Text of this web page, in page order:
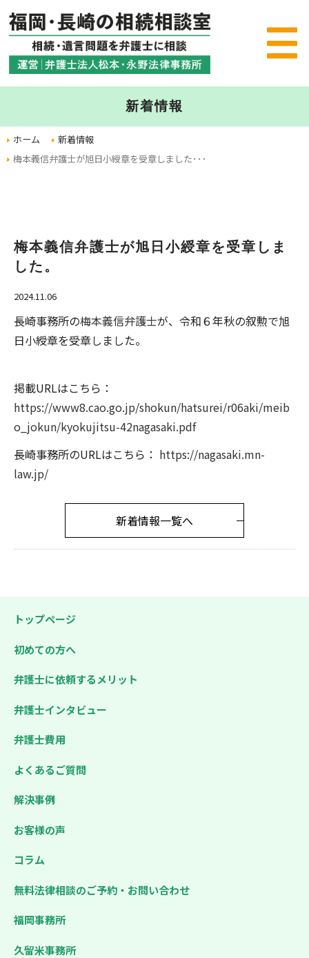
新着情報
ホーム
新着情報
梅本義信弁護士が旭日小綬章を受章しました･･･
梅本義信弁護士が旭日小綬章を受章しま
した。
2024.11.06
長崎事務所の梅本義信弁護士が、令和６年秋の叙勲で旭
日小綬章を受章しました。
掲載URLはこちら：
https://www8.cao.go.jp/shokun/hatsurei/r06aki/meib
o_jokun/kyokujitsu-42nagasaki.pdf
長崎事務所のURLはこちら： https://nagasaki.mn-
law.jp/
新着情報一覧へ
トップページ
初めての方へ
弁護士に依頼するメリット
弁護士インタビュー
弁護士費用
よくあるご質問
解決事例
お客様の声
コラム
無料法律相談のご予約・お問い合わせ
福岡事務所
久留米事務所